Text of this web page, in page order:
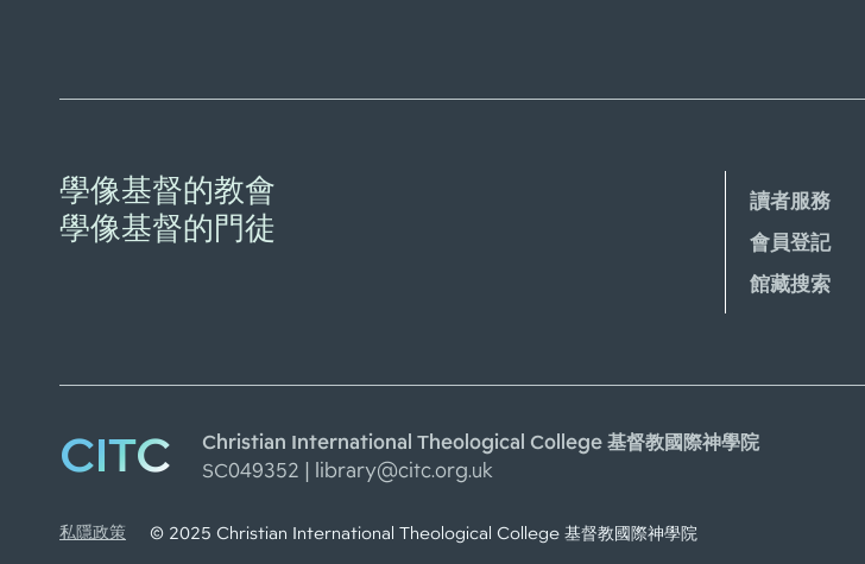
學像基督的教會
學像基督的門徒
讀者服務
會員登記
館藏搜索
CITC
Christian International Theological College 基督教國際神學院
SC049352 | library@citc.org.uk
私隱政策 © 2025 Christian International Theological College 基督教國際神學院